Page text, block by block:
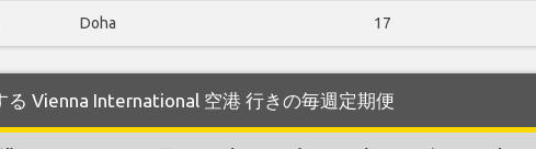
Doha 17
る Vienna International 空港 行きの毎週定期便